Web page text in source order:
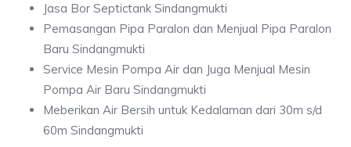
Jasa Bor Septictank Sindangmukti
Pemasangan Pipa Paralon dan Menjual Pipa Paralon
Baru Sindangmukti
Service Mesin Pompa Air dan Juga Menjual Mesin
Pompa Air Baru Sindangmukti
Meberikan Air Bersih untuk Kedalaman dari 30m s/d
60m Sindangmukti